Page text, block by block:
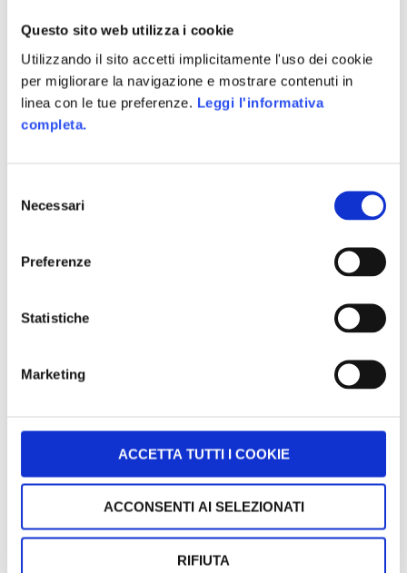
Questo sito web utilizza i cookie
Utilizzando il sito accetti implicitamente l'uso dei cookie
per migliorare la navigazione e mostrare contenuti in
linea con le tue preferenze. Leggi l'informativa
completa.
delNecessari
Preferenze
Statistiche
Marketing
ACCETTA TUTTI I COOKIE
ACCONSENTI AI SELEZIONATI
RIFIUTA
dei risultati sotto forma di trofei o obiettivi da
sbloccare.
La vera essenza degli obiettivi, comunque, risiede
nella possibilità di mostrarli ad altri utenti, con
una struttura che incoraggia il confronto e spinga
gioco costruita sull’opportunità di ottenere dei
punti non può durare a lungo senza qualcosa che
determinati casi, consumare. La presenza di beni
giocatori che possono comprare o aggiudicarsi
una vasta scelta di oggetti, dal vestiario alle armi
nell’ambiente sociale. In questo modo, ad
esempio, ognuno può esprimere sé stesso
ad amici e colleghi.
I beni virtuali possono anche rappresentare un
buon metodo per generare profitto, proponendo
Classifiche – Competizione:l’implementazione di
base delle classifiche fornisce un metodo per